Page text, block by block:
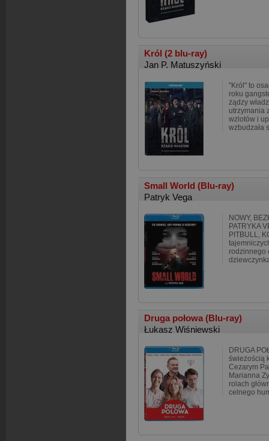
Król (2 blu-ray)
Jan P. Matuszyński
"Król" to
roku
żądzy
utrzymania
wzlotów i
wzbudzała
Small World (Blu-ray)
Patryk Vega
NOWY,
PATRYKA
PITBULL,
rodzinnego
Druga połowa (Blu-ray)
Łukasz Wiśniewski
DRUGA
świeżością
Cezarym
Marianna
rolach
celnego